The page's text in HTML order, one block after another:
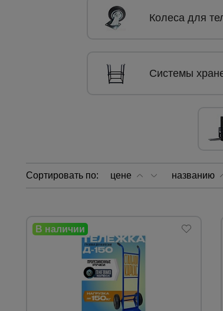
строительства
и садовые
Колеса для
Системы
Сортировать по: цене названию